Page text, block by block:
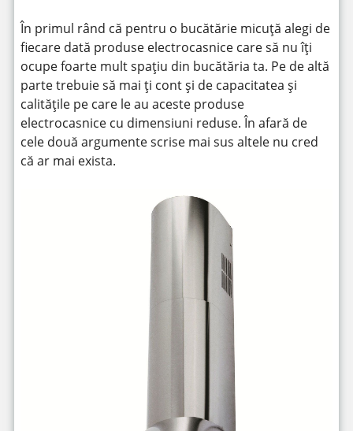
În primul rând că pentru o bucătărie micuță alegi de
fiecare dată produse electrocasnice care să nu îți
ocupe foarte mult spațiu din bucătăria ta. Pe de altă
parte trebuie să mai ți cont și de capacitatea și
calitățile pe care le au aceste produse
electrocasnice cu dimensiuni reduse. În afară de
cele două argumente scrise mai sus altele nu cred
că ar mai exista.